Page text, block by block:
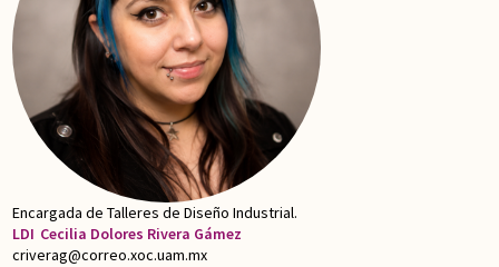
Encargada de Talleres de Diseño Industrial.
LDI Cecilia Dolores Rivera Gámez
criverag@correo.xoc.uam.mx